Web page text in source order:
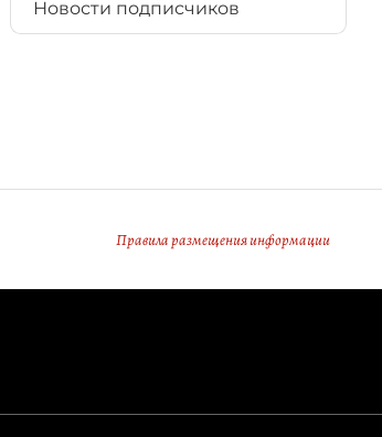
Новости подписчиков
Правила размещения информации